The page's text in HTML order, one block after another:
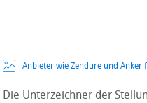
Anbieter wie Zendure und Anker
Die Unterzeichner der